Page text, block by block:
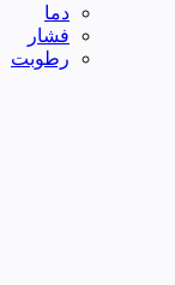
دما
فشار
رطوبت